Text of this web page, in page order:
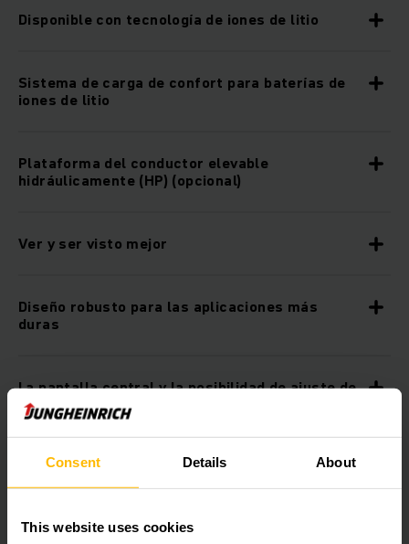
Consent Details About
This website uses cookies
Disponible con tecnología de iones de litio
Sistema de carga de confort para baterías de
iones de litio
Plataforma del conductor elevable
hidráulicamente (HP) (opcional)
Ver y ser visto mejor
Diseño robusto para las aplicaciones más
duras
La pantalla central y la posibilidad de ajuste de
instrumentos proporcionan un resumen
completo
Puesto de trabajo perfecto para el máximo